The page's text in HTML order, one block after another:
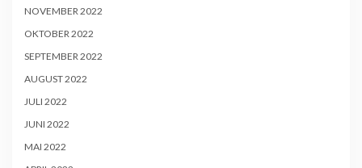
NOVEMBER 2022
OKTOBER 2022
SEPTEMBER 2022
AUGUST 2022
JULI 2022
JUNI 2022
MAI 2022